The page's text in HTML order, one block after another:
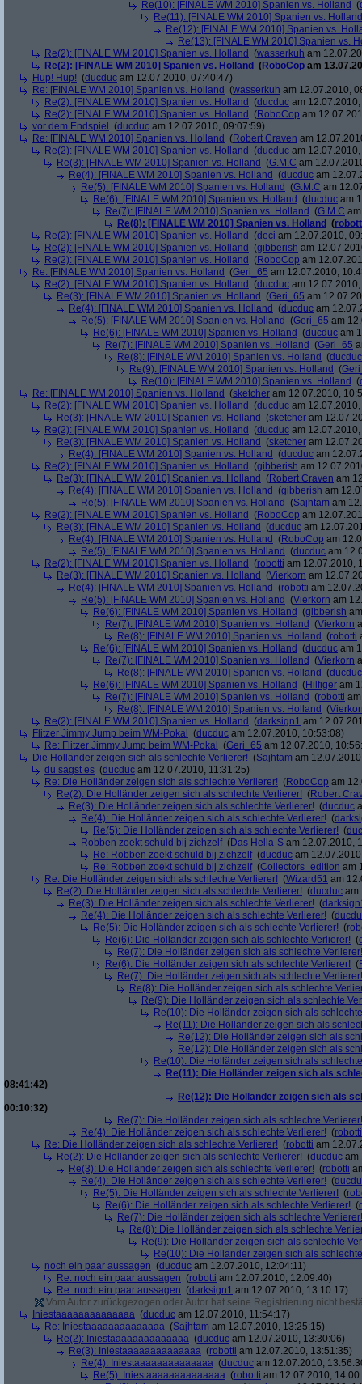
Re(10): [FINALE WM 2010] Spanien vs. Holland (
Re(11): [FINALE WM 2010] Spanien vs. Holland
Re(12): [FINALE WM 2010] Spanien vs.
Re(13): [FINALE WM 2010] Spanien vs.
Re(2): [FINALE WM 2010] Spanien vs. Holland (wasserkuh am
Re(2): [FINALE WM 2010] Spanien vs. Holland (RoboCop am
Hup! Hup! (ducduc am 12.07.2010, 07:40:47)
Re: [FINALE WM 2010] Spanien vs. Holland (wasserkuh am 12.07.2010,
Re(2): [FINALE WM 2010] Spanien vs. Holland (ducduc am
Re(2): [FINALE WM 2010] Spanien vs. Holland (RoboCop am
vor dem Endspiel
(ducduc am 12.07.2010, 09:07:59)
Re: [FINALE WM 2010] Spanien vs. Holland (Robert Craven am
Re(2): [FINALE WM 2010] Spanien vs. Holland (ducduc am
Re(3): [FINALE WM 2010] Spanien vs. Holland (G.M.C am
Re(4): [FINALE WM 2010] Spanien vs. Holland (ducduc am
Re(5): [FINALE WM 2010] Spanien vs. Holland (G.M.C am
Re(6): [FINALE WM 2010] Spanien vs. Holland (ducduc am
Re(7): [FINALE WM 2010] Spanien vs. Holland (G.M.C
Re(8): [FINALE WM 2010] Spanien vs. Holland (
Re(2): [FINALE WM 2010] Spanien vs. Holland (deci am 12.07.2010,
Re(2): [FINALE WM 2010] Spanien vs. Holland (gibberish am
Re(2): [FINALE WM 2010] Spanien vs. Holland (RoboCop am
Re: [FINALE WM 2010] Spanien vs. Holland (Geri_65 am 12.07.2010,
Re(2): [FINALE WM 2010] Spanien vs. Holland (ducduc am
Re(3): [FINALE WM 2010] Spanien vs. Holland (Geri_65 am
Re(4): [FINALE WM 2010] Spanien vs. Holland (ducduc am
Re(5): [FINALE WM 2010] Spanien vs. Holland (Geri_65 am
Re(6): [FINALE WM 2010] Spanien vs. Holland (ducduc am
Re(7): [FINALE WM 2010] Spanien vs. Holland (Geri_65
Re(8): [FINALE WM 2010] Spanien vs. Holland (ducduc
Re(9): [FINALE WM 2010] Spanien vs. Holland (
Re(10): [FINALE WM 2010] Spanien vs. Holland (
Re: [FINALE WM 2010] Spanien vs. Holland (sketcher am 12.07.2010,
Re(2): [FINALE WM 2010] Spanien vs. Holland (ducduc am
Re(3): [FINALE WM 2010] Spanien vs. Holland (sketcher am
Re(2): [FINALE WM 2010] Spanien vs. Holland (ducduc am
Re(3): [FINALE WM 2010] Spanien vs. Holland (sketcher am
Re(4): [FINALE WM 2010] Spanien vs. Holland (ducduc am
Re(2): [FINALE WM 2010] Spanien vs. Holland (gibberish am
Re(3): [FINALE WM 2010] Spanien vs. Holland (Robert Craven am
Re(4): [FINALE WM 2010] Spanien vs. Holland (gibberish am
Re(5): [FINALE WM 2010] Spanien vs. Holland (Sajhtam am
Re(2): [FINALE WM 2010] Spanien vs. Holland (RoboCop am
Re(3): [FINALE WM 2010] Spanien vs. Holland (ducduc am
Re(4): [FINALE WM 2010] Spanien vs. Holland (RoboCop am
Re(5): [FINALE WM 2010] Spanien vs. Holland (ducduc am
Re(2): [FINALE WM 2010] Spanien vs. Holland (robotti am 12.07.2010,
Re(3): [FINALE WM 2010] Spanien vs. Holland (Vierkorn am
Re(4): [FINALE WM 2010] Spanien vs. Holland (robotti am
Re(5): [FINALE WM 2010] Spanien vs. Holland (Vierkorn am
Re(6): [FINALE WM 2010] Spanien vs. Holland (gibberish
Re(7): [FINALE WM 2010] Spanien vs. Holland (Vierkorn
Re(8): [FINALE WM 2010] Spanien vs. Holland (robotti
Re(6): [FINALE WM 2010] Spanien vs. Holland (ducduc am
Re(7): [FINALE WM 2010] Spanien vs. Holland (Vierkorn
Re(8): [FINALE WM 2010] Spanien vs. Holland (ducduc
Re(6): [FINALE WM 2010] Spanien vs. Holland (Hilfiger am
Re(7): [FINALE WM 2010] Spanien vs. Holland (robotti
Re(8): [FINALE WM 2010] Spanien vs. Holland (
Re(2): [FINALE WM 2010] Spanien vs. Holland (darksign1 am
Flitzer Jimmy Jump beim WM-Pokal
(ducduc am 12.07.2010, 10:53:08)
Re: Flitzer Jimmy Jump beim WM-Pokal
(Geri_65 am 12.07.2010,
Die Holländer zeigen sich als schlechte Verlierer! (Sajhtam am
du sagst es (ducduc am 12.07.2010, 11:31:25)
Re: Die Holländer zeigen sich als schlechte Verlierer! (RoboCop am
Re(2): Die Holländer zeigen sich als schlechte Verlierer! (Robert
Re(3): Die Holländer zeigen sich als schlechte Verlierer! (ducduc
Re(4): Die Holländer zeigen sich als schlechte Verlierer! (
Re(5): Die Holländer zeigen sich als schlechte Verlierer! (
Robben zoekt schuld bij zichzelf(Das Hella-S am 12.07.2010,
Re: Robben zoekt schuld bij zichzelf(ducduc am
Re: Robben zoekt schuld bij zichzelf(Collectors_edition am
Re: Die Holländer zeigen sich als schlechte Verlierer! (Wizard51 am
Re(2): Die Holländer zeigen sich als schlechte Verlierer! (ducduc am
Re(3): Die Holländer zeigen sich als schlechte Verlierer! (
Re(4): Die Holländer zeigen sich als schlechte Verlierer! (
Re(5): Die Holländer zeigen sich als schlechte Verlierer! (
Re(6): Die Holländer zeigen sich als schlechte Verlierer! (
Re(7): Die Holländer zeigen sich als schlechte Verlierer!
Re(6): Die Holländer zeigen sich als schlechte Verlierer! (
Re(7): Die Holländer zeigen sich als schlechte Verlierer!
Re(8): Die Holländer zeigen sich als schlechte
Re(9): Die Holländer zeigen sich als schlechte
Re(10): Die Holländer zeigen sich als
Re(11): Die Holländer zeigen sich als
Re(12): Die Holländer zeigen sich als
Re(12): Die Holländer zeigen sich als
Re(10): Die Holländer zeigen sich als
Re(11): Die Holländer zeigen sich als
08:41:42)
Re(12): Die Holländer zeigen sich als
00:10:32)
Re(7): Die Holländer zeigen sich als schlechte Verlierer!
Re(4): Die Holländer zeigen sich als schlechte Verlierer! (robotti
Re: Die Holländer zeigen sich als schlechte Verlierer! (robotti am
Re(2): Die Holländer zeigen sich als schlechte Verlierer! (ducduc am
Re(3): Die Holländer zeigen sich als schlechte Verlierer! (robotti
Re(4): Die Holländer zeigen sich als schlechte Verlierer! (
Re(5): Die Holländer zeigen sich als schlechte Verlierer! (
Re(6): Die Holländer zeigen sich als schlechte Verlierer! (
Re(7): Die Holländer zeigen sich als schlechte Verlierer!
Re(8): Die Holländer zeigen sich als schlechte
Re(9): Die Holländer zeigen sich als schlechte
Re(10): Die Holländer zeigen sich als
noch ein paar aussagen (ducduc am 12.07.2010, 12:04:11)
Re: noch ein paar aussagen (robotti am 12.07.2010, 12:09:40)
Re: noch ein paar aussagen (darksign1 am 12.07.2010, 13:10:17)
Vom Autor zurückgezogen oder Autor hat seine Registrierung nicht
Iniestaaaaaaaaaaaaaa (ducduc am 12.07.2010, 11:54:17)
Re: Iniestaaaaaaaaaaaaaa (Sajhtam am 12.07.2010, 13:25:15)
Re(2): Iniestaaaaaaaaaaaaaa (ducduc am 12.07.2010, 13:30:06)
Re(3): Iniestaaaaaaaaaaaaaa (robotti am 12.07.2010, 13:51:35)
Re(4): Iniestaaaaaaaaaaaaaa (ducduc am 12.07.2010,
Re(5): Iniestaaaaaaaaaaaaaa (robotti am 12.07.2010,